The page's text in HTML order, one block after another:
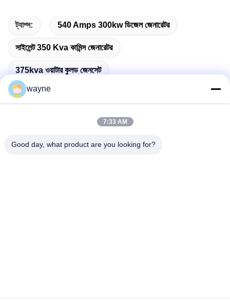
ট্যাগ্স: 540 Amps 300kw ডিজেল জেনারেটর
সাইলেন্ট 350 Kva কামিন্স জেনারেটর
375kva ওয়াটার কুলড জেনসেট
wayne
7:33 AM
Good day, what product are you looking for?